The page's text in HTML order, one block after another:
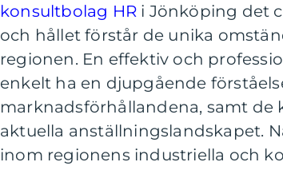
konsultbolag HR i Jönköping det
och hållet förstår de unika
regionen. En effektiv och
enkelt ha en djupgående
marknadsförhållandena, samt de
aktuella anställningslandskapet.
inom regionens industriella och